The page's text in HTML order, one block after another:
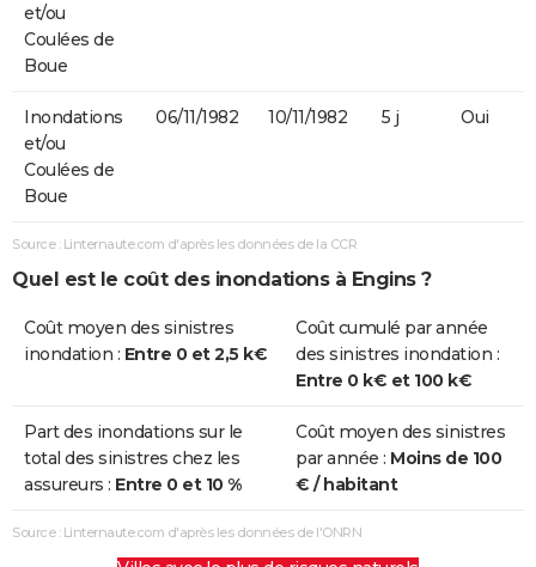
et/ou
Coulées de
Boue
Inondations
et/ou
Coulées de
Boue
06/11/1982 10/11/1982 5 j Oui
Source : Linternaute.com d'après les données de la CCR
Quel est le coût des inondations à Engins ?
Coût moyen des sinistres
inondation : Entre 0 et 2,5 k€
Coût cumulé par année
des sinistres inondation :
Entre 0 k€ et 100 k€
Part des inondations sur le
total des sinistres chez les
assureurs : Entre 0 et 10 %
Coût moyen des sinistres
par année : Moins de 100
€ / habitant
Source : Linternaute.com d'après les données de l'ONRN